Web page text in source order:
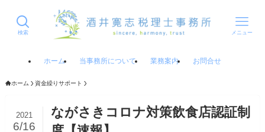
検索 メニュー
ホーム 当事務所について 業務案内 お問合せ
ホーム 資金繰りサポート
ながさきコロナ対策飲食店認証制
2021
6/16